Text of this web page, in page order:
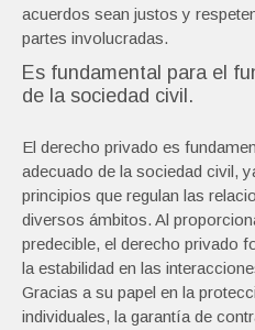
acuerdos sean justos y
partes involucradas.
Es fundamental para el
de la sociedad civil.
El derecho privado es
adecuado de la sociedad civil,
principios que regulan las
diversos ámbitos. Al
predecible, el derecho privado
la estabilidad en las
Gracias a su papel en la
individuales, la garantía de